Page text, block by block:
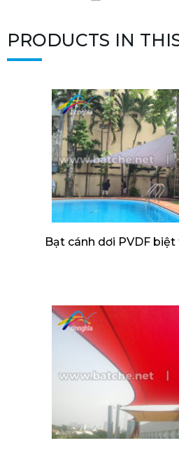
PRODUCTS IN
Bạt cánh dơi PVDF